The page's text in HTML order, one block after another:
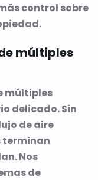
control sobre
múltiples
múltiples
delicado. Sin
de aire
terminan
Nos
de